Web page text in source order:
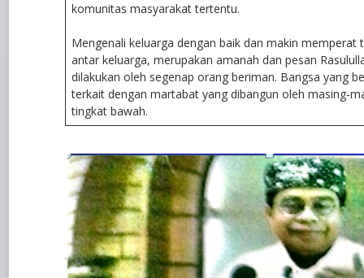
komunitas masyarakat tertentu.
Mengenali keluarga dengan baik dan makin memperat
antar keluarga, merupakan amanah dan pesan
dilakukan oleh segenap orang beriman. Bangsa yang
terkait dengan martabat yang dibangun oleh masing-
tingkat bawah.